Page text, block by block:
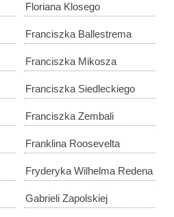
Floriana Klosego
Franciszka Ballestrema
Franciszka Mikosza
Franciszka Siedleckiego
Franciszka Zembali
Franklina Roosevelta
Fryderyka Wilhelma Redena
Gabrieli Zapolskiej